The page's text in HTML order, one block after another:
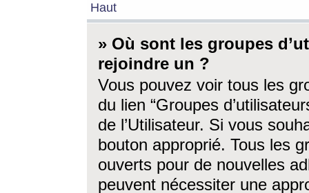
Haut
» Où sont les groupes
rejoindre un ?
Vous pouvez voir tous les
du lien “Groupes
de l’Utilisateur. Si vous
bouton approprié. Tous les
ouverts pour de nouvelles
peuvent nécessiter une